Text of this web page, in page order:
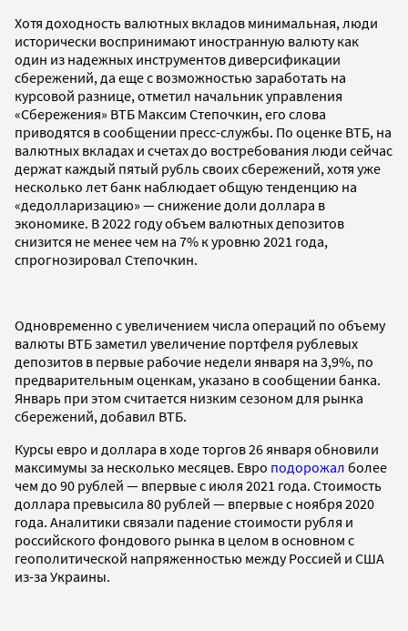
Хотя доходность валютных вкладов минимальная, люди
исторически воспринимают иностранную валюту как
один из надежных инструментов диверсификации
сбережений, да еще с возможностью заработать на
курсовой разнице, отметил начальник управления
«Сбережения» ВТБ Максим Степочкин, его слова
приводятся в сообщении пресс-службы. По оценке ВТБ, на
валютных вкладах и счетах до востребования люди сейчас
держат каждый пятый рубль своих сбережений, хотя уже
несколько лет банк наблюдает общую тенденцию на
«дедолларизацию» — снижение доли доллара в
экономике. В 2022 году объем валютных депозитов
снизится не менее чем на 7% к уровню 2021 года,
спрогнозировал Степочкин.
Одновременно с увеличением числа операций по объему
валюты ВТБ заметил увеличение портфеля рублевых
депозитов в первые рабочие недели января на 3,9%, по
предварительным оценкам, указано в сообщении банка.
Январь при этом считается низким сезоном для рынка
сбережений, добавил ВТБ.
Курсы евро и доллара в ходе торгов 26 января обновили
максимумы за несколько месяцев. Евро подорожал более
чем до 90 рублей — впервые с июля 2021 года. Стоимость
доллара превысила 80 рублей — впервые с ноября 2020
года. Аналитики связали падение стоимости рубля и
российского фондового рынка в целом в основном с
геополитической напряженностью между Россией и США
из-за Украины.